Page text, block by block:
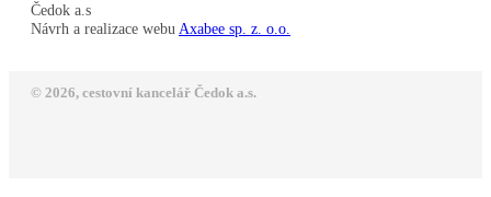
Čedok a.s
Návrh a realizace webu Axabee sp. z. o.o.
© 2026, cestovní kancelář Čedok a.s.